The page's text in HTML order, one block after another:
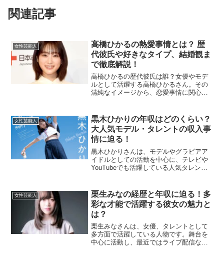
関連記事
女性芸能人
高橋ひかるの熱愛事情とは？ 歴
代彼氏や好きなタイプ、結婚観ま
で徹底解説！
高橋ひかるの歴代彼氏は誰？女優やモデ
ルとして活躍する高橋ひかるさん。その
清純なイメージから、恋愛事情に関心を
する情報をまとめてご紹介します。高橋
ひかるさんには、これまでに...
女性芸能人
黒木ひかりの年収はどのくらい？
大人気モデル・タレントの収入事
情に迫る！
黒木ひかりさんは、モデルやグラビアア
イドルとしての活動を中心に、テレビや
YouTubeでも活躍している人気タレント
になるところです。本記事では、黒木ひ
かりさんの年収の予...
女性芸能人
栗生みなの経歴と年収に迫る！多
彩な才能で活躍する彼女の魅力と
は？
栗生みなさんは、女優、タレントとして
多方面で活躍している人物です。舞台を
中心に活動し、最近ではライブ配信など